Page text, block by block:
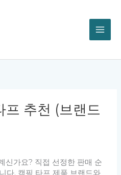
프 추천 (브랜드
신가요? 직접 선정한 판매 순
다. 캠핑 타프 제품 브랜드와